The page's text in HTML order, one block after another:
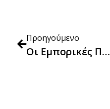
Προηγούμενο
Οι Εμπορικές Πρακτικές Των Influencers Στους Λογαριασμούς Των Μέσων Κοινωνικής Δικτύωσης: Έλεγχοι (EU Sweeps) Σε Πανευρωπαϊκό Επίπεδο Για Την Προστασία Του Καταναλωτή Στην Ψηφιακή Εποχή